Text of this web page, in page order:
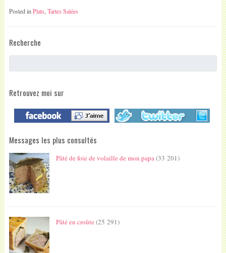
Posted inPlats, Tartes Salées
Recherche
Retrouvez moi sur
Messages les plus consultés
Pâté de foie de volaille de mon papa(33 201)
Pâté en croûte(25 291)